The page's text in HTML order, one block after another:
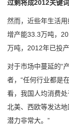
过剩将成2012关键词
然而，近些年生活
增产能33.3万吨，
万吨，2012年已投
对于市场中蔓延的“
者，“任何行业都是
看，我国人均消费
北美、西欧等发达
潜力非常大。”